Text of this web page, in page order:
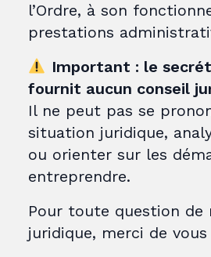
l’Ordre, à son
prestations
Important : le
fournit aucun conseil
Il ne peut pas se
situation juridique,
ou orienter sur les
entreprendre.
Pour toute question de
juridique, merci de vous